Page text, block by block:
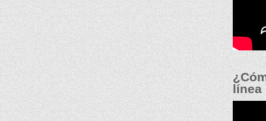
línea